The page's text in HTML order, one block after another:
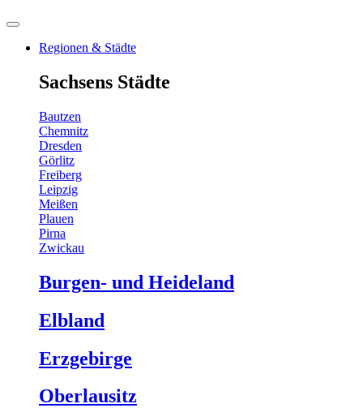
Regionen & Städte
Sachsens Städte
Bautzen
Chemnitz
Dresden
Görlitz
Freiberg
Leipzig
Meißen
Plauen
Pirna
Zwickau
Burgen- und Heideland
Elbland
Erzgebirge
Oberlausitz